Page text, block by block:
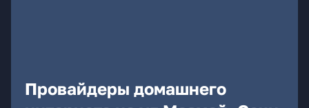
Провайдеры домашнего